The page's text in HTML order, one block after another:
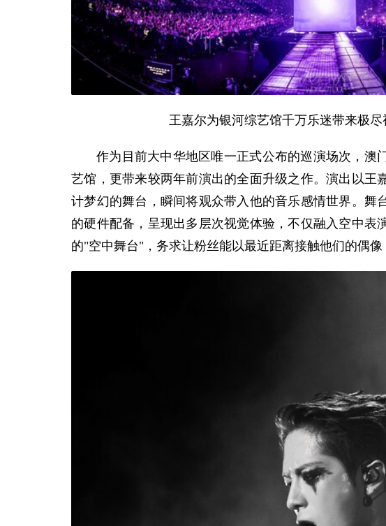
王嘉尔为银河综艺馆千万乐迷带来极尽
作为目前大中华地区唯一正式公布的巡演场次，澳
艺馆，更带来较两年前演出的全面升级之作。演出以王
计梦幻的舞台，瞬间将观众带入他的音乐感情世界。舞
的硬件配备，呈现出多层次视觉体验，不仅融入空中表
的"空中舞台"，务求让粉丝能以最近距离接触他们的偶像